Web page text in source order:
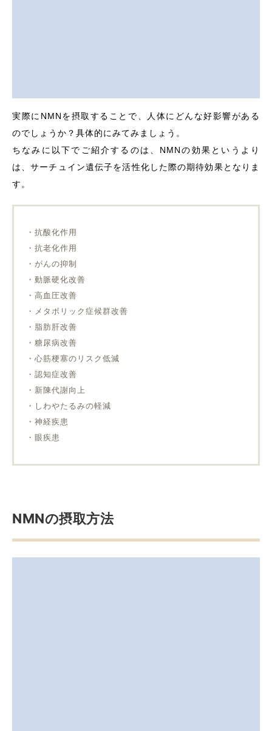
実際にNMNを摂取することで、人体にどんな好影響がある
のでしょうか？具体的にみてみましょう。
ちなみに以下でご紹介するのは、NMNの効果というより
は、サーチュイン遺伝子を活性化した際の期待効果となりま
す。
・抗酸化作用
・抗老化作用
・がんの抑制
・動脈硬化改善
・高血圧改善
・メタボリック症候群改善
・脂肪肝改善
・糖尿病改善
・心筋梗塞のリスク低減
・認知症改善
・新陳代謝向上
・しわやたるみの軽減
・神経疾患
・眼疾患
NMNの摂取方法